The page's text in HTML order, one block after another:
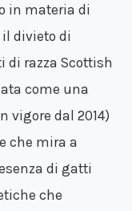
in materia di
divieto di
di razza Scottish
come una
vigore dal 2014)
che mira a
di gatti
che